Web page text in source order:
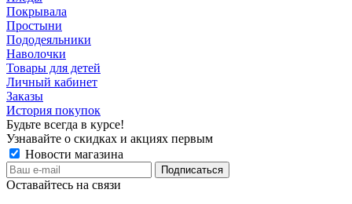
Покрывала
Простыни
Пододеяльники
Наволочки
Товары для детей
Личный кабинет
Заказы
История покупок
Будьте всегда в курсе!
Узнавайте о скидках и акциях первым
Новости магазина
Оставайтесь на связи